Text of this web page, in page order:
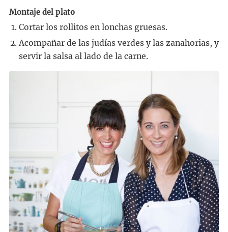
Montaje del plato
Cortar los rollitos en lonchas gruesas.
Acompañar de las judías verdes y las zanahorias, y
servir la salsa al lado de la carne.